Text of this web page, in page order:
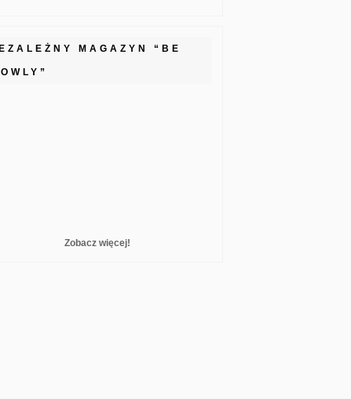
MAGAZYN “BE
Zobacz więcej!
WordPress Developer London